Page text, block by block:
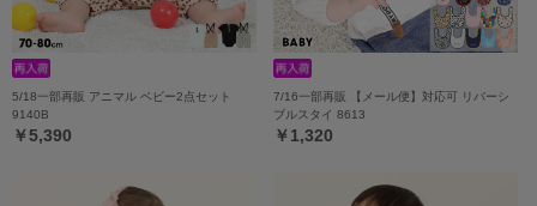
5/18一部再販 アニマル ベビー2点セット
9140B
￥5,390
7/16一部再販 【メール便】対応可 リバーシ
ブルスタイ 8613
￥1,320